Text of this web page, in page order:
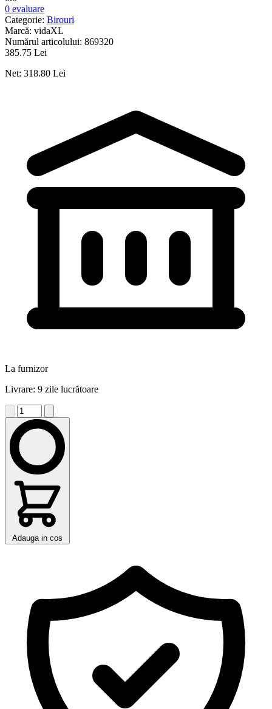
0 evaluare
Categorie: Birouri
Marcă: vidaXL
Numărul articolului: 869320
385.75 Lei
Net: 318.80 Lei
La furnizor
Livrare: 9 zile lucrătoare
Adauga in cos